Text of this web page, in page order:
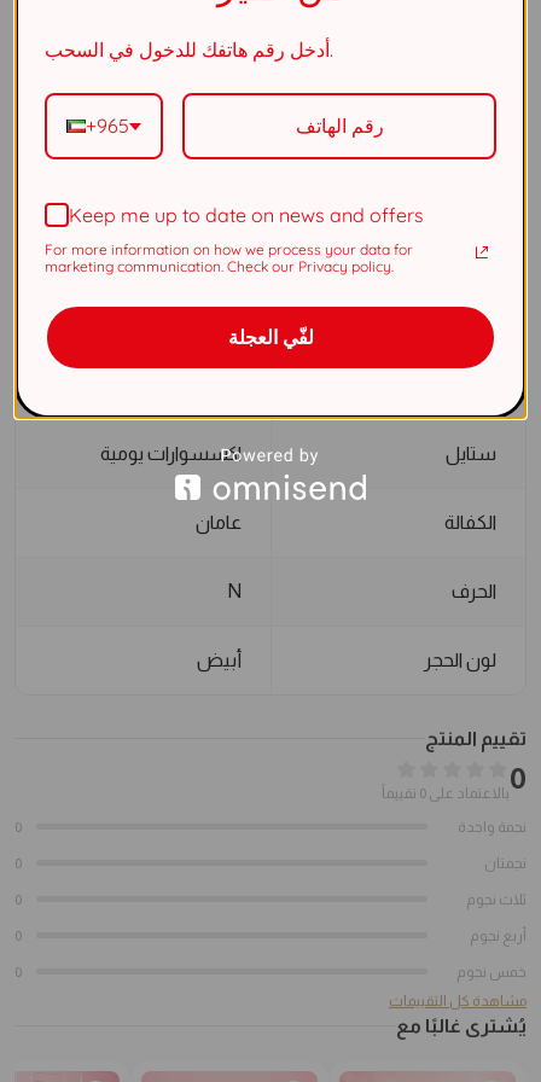
اللون الأساسي فضي
القياس
ستايل اكسسوارات يومية
الكفالة عامان
الحرف N
لون الحجر أبيض
تقييم المنتج
0بالاعتماد على 0 تقييماً
نجمة واحدة
0
نجمتان 0
ثلاث نجوم 0
أربع نجوم 0
خمس نجوم
0
مشاهدة كل التقييمات
يُشترى غالبًا مع
أدخل رقم هاتفك للدخول في السحب.
+965
Keep me up to date on news and offers
For more information on how we process your data for
marketing communication. Check our Privacy policy.
لفّي العجلة